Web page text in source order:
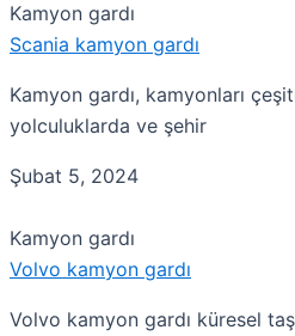
Kamyon gardı
Scania kamyon gardı
Kamyon gardı, kamyonları
yolculuklarda ve şehir
Şubat 5, 2024
Kamyon gardı
Volvo kamyon gardı
Volvo kamyon gardı küresel